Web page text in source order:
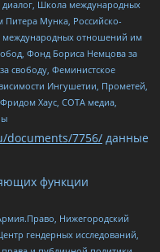
Школа международных
Питера Мунка, Российско-
международных отношений им
Фонд Бориса Немцова за
свободу, Феминистское
Ингушетии, Прометей,
Хаус, СОТА медиа,
documents/7756/ данные
функции
Нижегородский
гендерных исследований,